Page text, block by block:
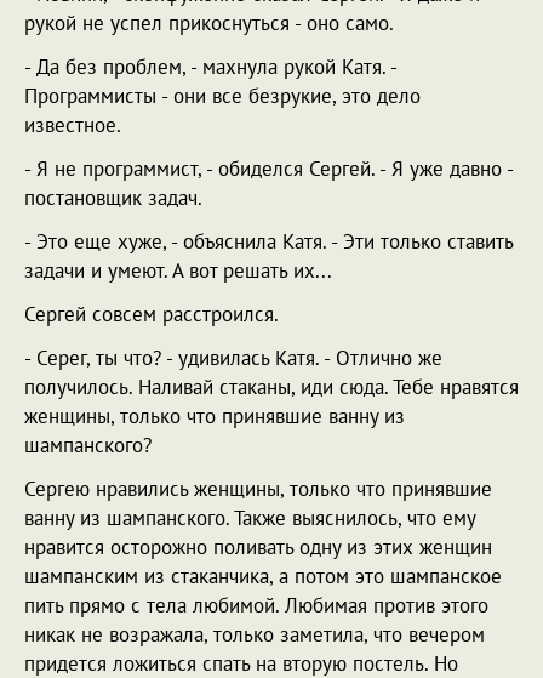
рукой не успел прикоснуться - оно само.
- Да без проблем, - махнула рукой Катя. -
Программисты - они все безрукие, это дело
известное.
- Я не программист, - обиделся Сергей. - Я уже давно -
постановщик задач.
- Это еще хуже, - объяснила Катя. - Эти только ставить
задачи и умеют. А вот решать их...
Сергей совсем расстроился.
- Серег, ты что? - удивилась Катя. - Отлично же
получилось. Наливай стаканы, иди сюда. Тебе нравятся
женщины, только что принявшие ванну из
шампанского?
Сергею нравились женщины, только что принявшие
ванну из шампанского. Также выяснилось, что ему
нравится осторожно поливать одну из этих женщин
шампанским из стаканчика, а потом это шампанское
пить прямо с тела любимой. Любимая против этого
никак не возражала, только заметила, что вечером
придется ложиться спать на вторую постель. Но